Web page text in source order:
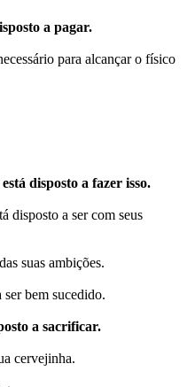
a pagar.
para alcançar o físico
disposto a fazer isso.
disposto a ser com seus
suas ambições.
bem sucedido.
a sacrificar.
cervejinha.